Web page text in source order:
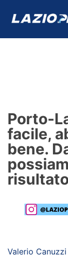
Formello
Infortuni
Primavera
Lazio
Porto-
facile,
bene.
Valerio Canuzzi